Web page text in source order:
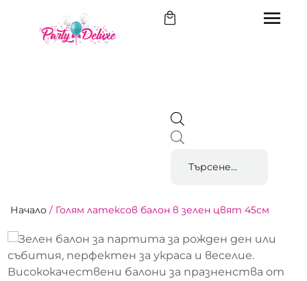
Начало / Голям латексов балон в зелен цвят 45см